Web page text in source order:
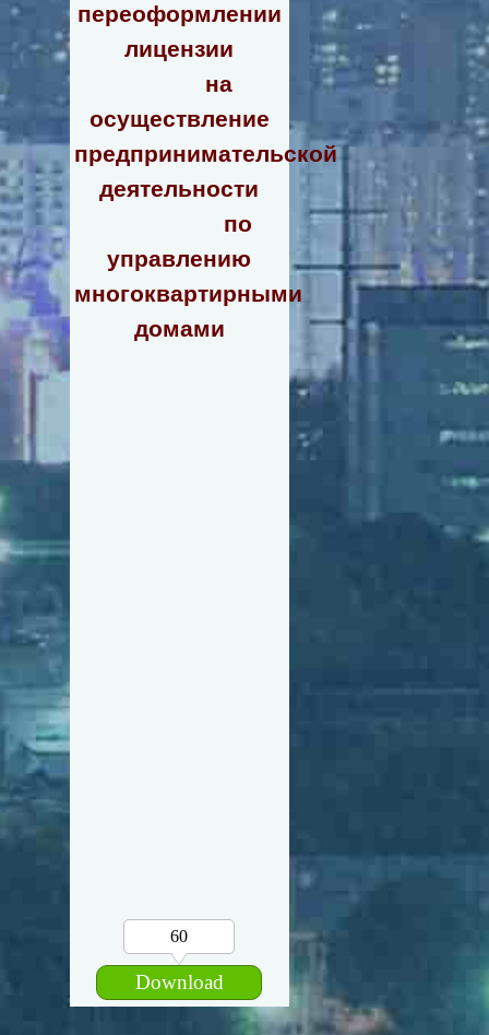
переоформлении
лицензии
на
осуществление
предпринимательской
деятельности
по
управлению
многоквартирными
домами
Download
60